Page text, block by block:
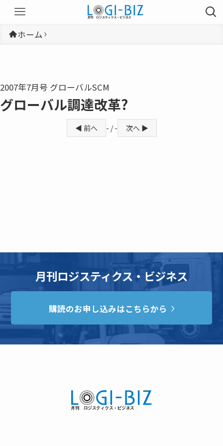
ホーム
2007年7月号 グローバルSCM
グローバル調達改革?
◀ 前へ - / - 次へ ▶
月刊ロジスティクス・ビジネス
購読のお申し込みはこちらから